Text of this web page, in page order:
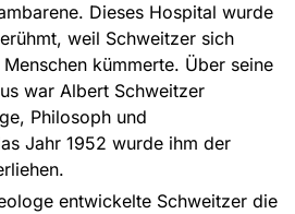
Dieses Hospital wurde
weil Schweitzer sich
kümmerte. Über seine
war Albert Schweitzer
Philosoph und
Jahr 1952 wurde ihm der
entwickelte Schweitzer die